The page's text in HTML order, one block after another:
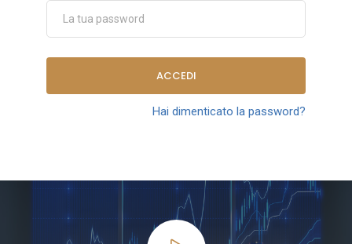
ACCEDI
Hai dimenticato la password?